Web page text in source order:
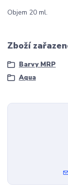
Objem 20 ml.
Zboží
Barvy MRP
Aqua